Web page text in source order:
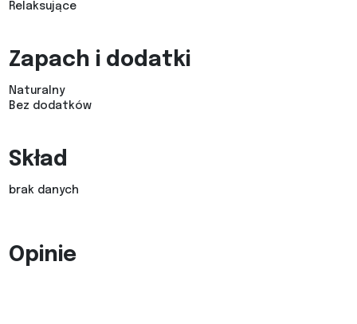
Relaksujące
Zapach i dodatki
Naturalny
Bez dodatków
Skład
brak danych
Opinie